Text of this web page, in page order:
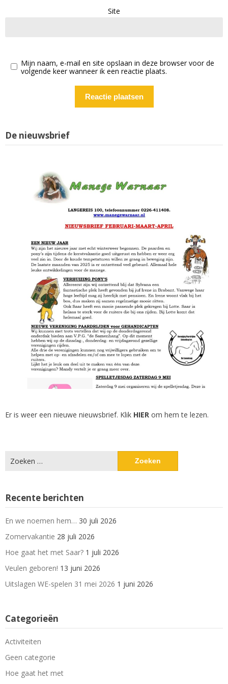
Site
Mijn naam, e-mail en site opslaan in deze browser voor de
volgende keer wanneer ik een reactie plaats.
De nieuwsbrief
Er is weer een nieuwe nieuwsbrief. Klik HIER om hem te lezen.
Zoeken
naar:
Recente berichten
En we noemen hem… 30 juli 2026
Zomervakantie 28 juli 2026
Hoe gaat het met Saar? 1 juli 2026
Veulen geboren! 13 juni 2026
Uitslagen WE-spelen 31 mei 2026 1 juni 2026
Categorieën
Activiteiten
Geen categorie
Hoe gaat het met